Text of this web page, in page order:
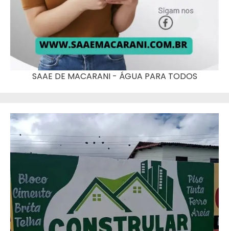
SAAE DE MACARANI - ÁGUA PARA TODOS